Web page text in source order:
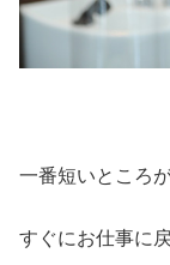
一番短いところ
すぐにお仕事に